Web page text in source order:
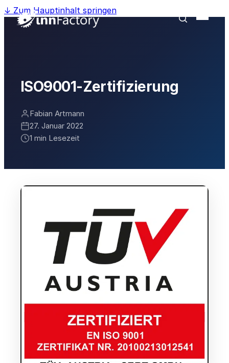
↓ Zum Hauptinhalt springen
ISO9001-Zertifizierung
Fabian Artmann
27. Januar 2022
1 min Lesezeit